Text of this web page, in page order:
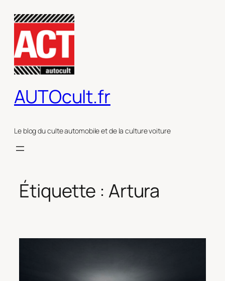
contenu
AUTOcult.fr
Le blog du culte automobile et de la culture voiture
Étiquette : Artura